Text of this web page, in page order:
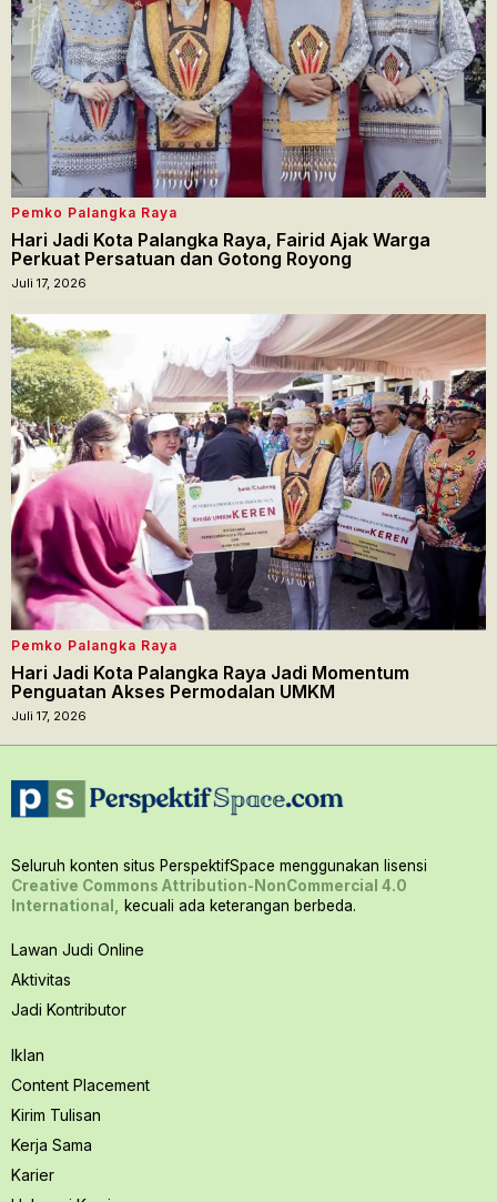
Pemko Palangka Raya
Hari Jadi Kota Palangka Raya, Fairid Ajak Warga
Perkuat Persatuan dan Gotong Royong
Juli 17, 2026
Pemko Palangka Raya
Hari Jadi Kota Palangka Raya Jadi Momentum
Penguatan Akses Permodalan UMKM
Juli 17, 2026
Seluruh konten situs PerspektifSpace menggunakan lisensi
Creative Commons Attribution-NonCommercial 4.0
International,
kecuali ada keterangan berbeda.
Lawan Judi Online
Aktivitas
Jadi Kontributor
Iklan
Content Placement
Kirim Tulisan
Kerja Sama
Karier